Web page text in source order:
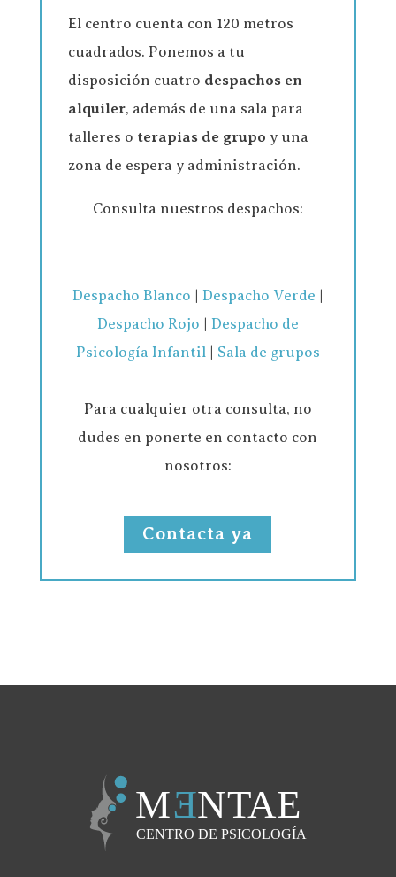
El centro cuenta con 120 metros
cuadrados. Ponemos a tu
disposición cuatro despachos en
alquiler, además de una sala para
talleres o terapias de grupo y una
zona de espera y administración.
Consulta nuestros despachos:
Despacho Blanco | Despacho Verde |
Despacho Rojo | Despacho de
Psicología Infantil| Sala de grupos
Para cualquier otra consulta, no
dudes en ponerte en contacto con
nosotros:
Contacta ya